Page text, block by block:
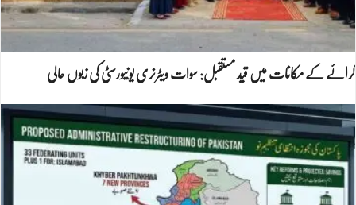
کرائے کے مکانات میں قید مستقبل: سوات ویٹرنری یونیورسٹی کی زبوں حالی